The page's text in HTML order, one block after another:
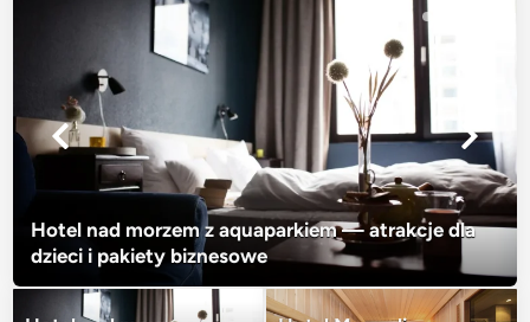
Hotel nad morzem z aquaparkiem — atrakcje dla
dzieci i pakiety biznesowe